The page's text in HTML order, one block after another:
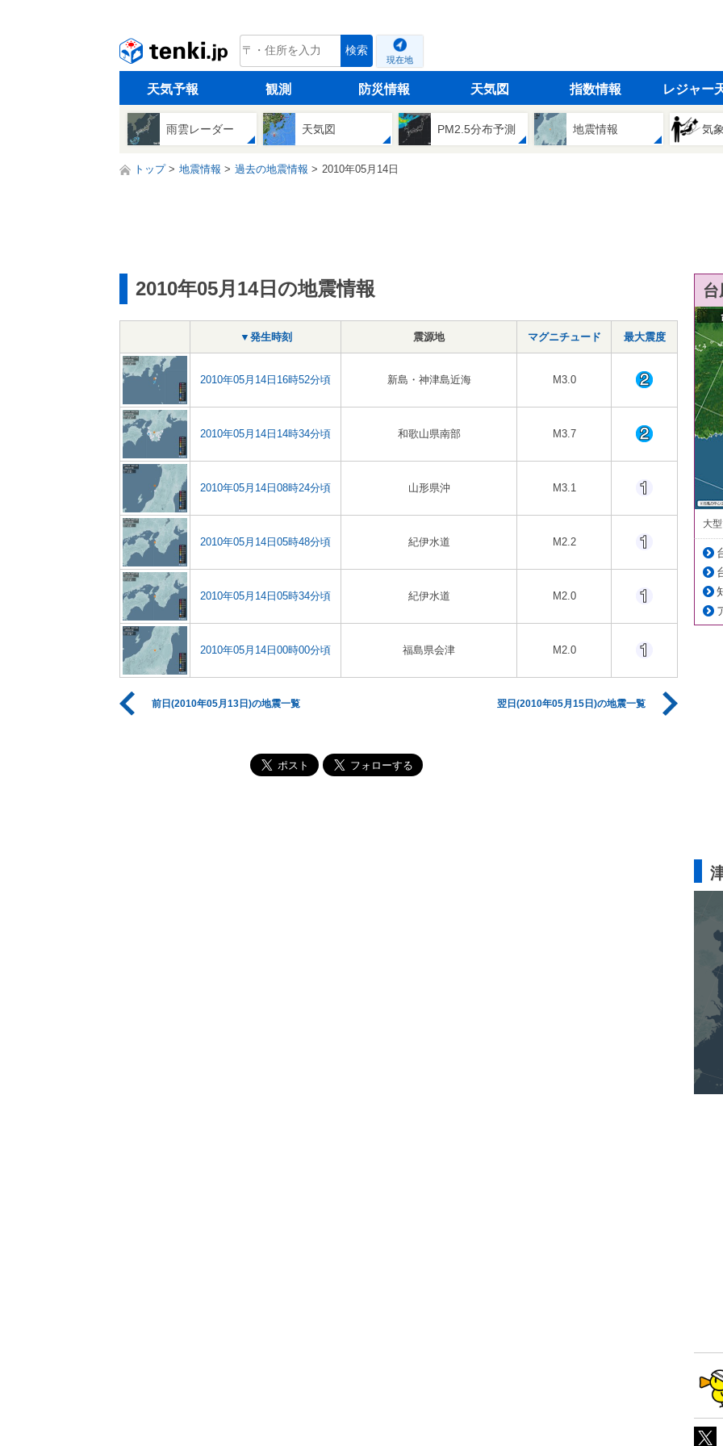
tenki.jp 検索
現在地
天気予報 観測 防災情報 天気図 指数情報 レジャー
雨雲レーダー 天気図 PM2.5分布予測 地震情報 気
トップ 地震情報 過去の地震情報 2010年05月14日
2010年05月14日の地震情報
▼発生時刻 震源地 マグニチュード 最大震度
2010年05月14日16時52分頃 新島・神津島近海 M3.0
2010年05月14日14時34分頃 和歌山県南部 M3.7
2010年05月14日08時24分頃 山形県沖 M3.1
2010年05月14日05時48分頃 紀伊水道 M2.2
2010年05月14日05時34分頃 紀伊水道 M2.0
2010年05月14日00時00分頃 福島県会津 M2.0
前日(2010年05月13日)の地震一覧 翌日(2010年05月15日)の地震一覧
大